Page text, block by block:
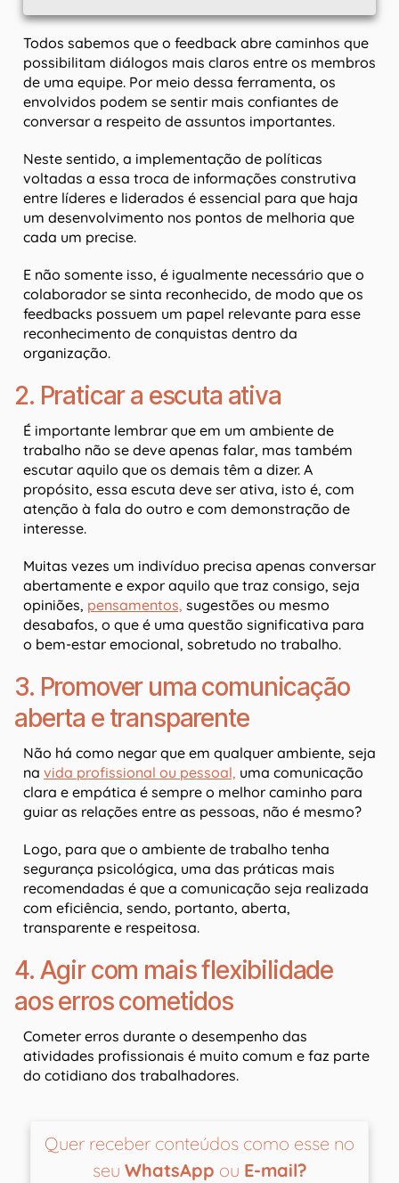
Todos sabemos que o feedback abre caminhos que
possibilitam diálogos mais claros entre os membros
de uma equipe. Por meio dessa ferramenta, os
envolvidos podem se sentir mais confiantes de
conversar a respeito de assuntos importantes.
Neste sentido, a implementação de políticas
voltadas a essa troca de informações construtiva
entre líderes e liderados é essencial para que haja
um desenvolvimento nos pontos de melhoria que
cada um precise.
E não somente isso, é igualmente necessário que o
colaborador se sinta reconhecido, de modo que os
feedbacks possuem um papel relevante para esse
reconhecimento de conquistas dentro da
organização.
2. Praticar a escuta ativa
É importante lembrar que em um ambiente de
trabalho não se deve apenas falar, mas também
escutar aquilo que os demais têm a dizer. A
propósito, essa escuta deve ser ativa, isto é, com
atenção à fala do outro e com demonstração de
interesse.
Muitas vezes um indivíduo precisa apenas conversar
abertamente e expor aquilo que traz consigo, seja
opiniões, pensamentos, sugestões ou mesmo
desabafos, o que é uma questão significativa para
o bem-estar emocional, sobretudo no trabalho.
3. Promover uma comunicação
aberta e transparente
Não há como negar que em qualquer ambiente, seja
na vida profissional ou pessoal, uma comunicação
clara e empática é sempre o melhor caminho para
guiar as relações entre as pessoas, não é mesmo?
Logo, para que o ambiente de trabalho tenha
segurança psicológica, uma das práticas mais
recomendadas é que a comunicação seja realizada
com eficiência, sendo, portanto, aberta,
transparente e respeitosa.
4. Agir com mais flexibilidade
aos erros cometidos
Cometer erros durante o desempenho das
atividades profissionais é muito comum e faz parte
do cotidiano dos trabalhadores.
Quer receber conteúdos como esse no
seu WhatsApp ou E-mail?